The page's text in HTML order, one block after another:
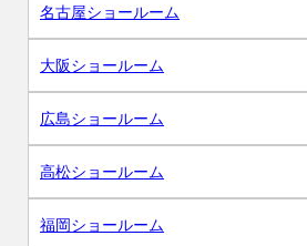
名古屋ショールーム
大阪ショールーム
広島ショールーム
高松ショールーム
福岡ショールーム